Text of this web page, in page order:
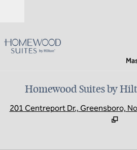
Homewood Suites by
201 Centreport Dr., Greensboro,